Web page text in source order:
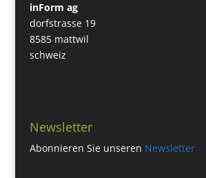
inForm ag
dorfstrasse 19
8585 mattwil
schweiz
Newsletter
Abonnieren Sie unseren Newsletter